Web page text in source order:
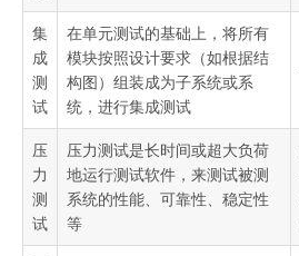
集
成
测
试
在单元测试的基础上，将所有
模块按照设计要求（如根据结
构图）组装成为子系统或系
统，进行集成测试
压
力
测
试
压力测试是长时间或超大负荷
地运行测试软件，来测试被测
系统的性能、可靠性、稳定性
等